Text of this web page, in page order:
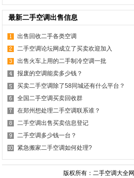
最新二手空调出售信息
出售回收二手各类空调
二手空调论坛网成立了买卖欢迎加入
出售火车上用的二手制冷空调一批
报废的空调能卖多少钱？
买卖二手空调除了58同城还有什么平台？
全国二手空调买卖回收群
在郑州想处理二手空调联系谁？
二手空调出售买卖信息登记
二手空调多少钱一台？
紧急搬家二手空调如何处理?
版权所有：二手空调大全网